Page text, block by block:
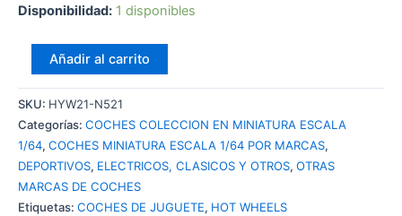
Disponibilidad: 1 disponibles
WHEELS
MASERATI
SHAMAL
cantidad
Añadir al carrito
SKU: HYW21-N521
Categorías: COCHES COLECCION EN MINIATURA ESCALA
1/64, COCHES MINIATURA ESCALA 1/64 POR MARCAS,
DEPORTIVOS, ELECTRICOS, CLASICOS Y OTROS, OTRAS
MARCAS DE COCHES
Etiquetas: COCHES DE JUGUETE, HOT WHEELS